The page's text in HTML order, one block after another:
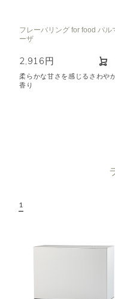
フレーバリング for food パル
ーザ
2,916円
柔らかな甘さを感じるさわや
香り